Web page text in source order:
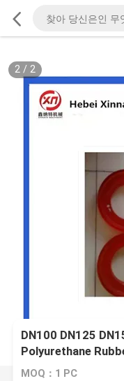
2/ 2
DN100 DN125
Polyurethane
MOQ：1 PC